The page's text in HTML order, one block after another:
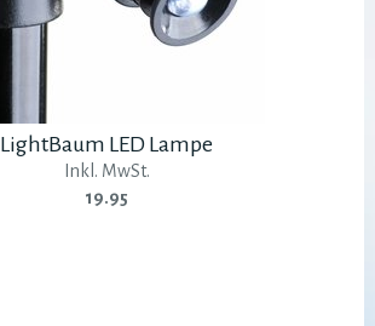
LightBaum LED Lampe
Inkl. MwSt.
19.95